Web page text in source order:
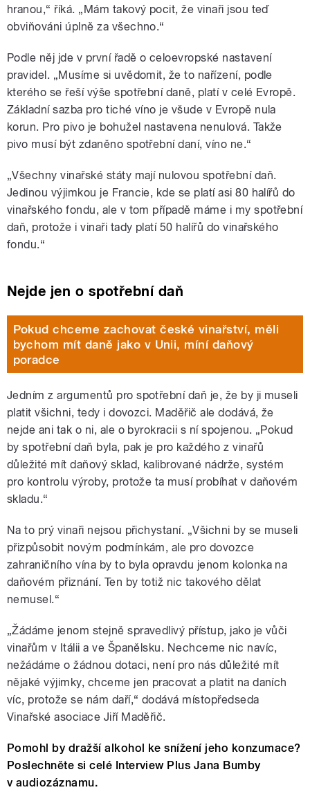
hranou,“ říká. „Mám takový pocit, že vinaři jsou teď
obviňováni úplně za všechno.“
Podle něj jde v první řadě o celoevropské nastavení
pravidel. „Musíme si uvědomit, že to nařízení, podle
kterého se řeší výše spotřební daně, platí v celé Evropě.
Základní sazba pro tiché víno je všude v Evropě nula
korun. Pro pivo je bohužel nastavena nenulová. Takže
pivo musí být zdaněno spotřební daní, víno ne.“
„Všechny vinařské státy mají nulovou spotřební daň.
Jedinou výjimkou je Francie, kde se platí asi 80 halířů do
vinařského fondu, ale v tom případě máme i my spotřební
daň, protože i vinaři tady platí 50 halířů do vinařského
fondu.“
Nejde jen o spotřební daň
Pokud chceme zachovat české vinařství, měli
bychom mít daně jako v Unii, míní daňový
poradce
Jedním z argumentů pro spotřební daň je, že by ji museli
platit všichni, tedy i dovozci. Maděřič ale dodává, že
nejde ani tak o ni, ale o byrokracii s ní spojenou. „Pokud
by spotřební daň byla, pak je pro každého z vinařů
důležité mít daňový sklad, kalibrované nádrže, systém
pro kontrolu výroby, protože ta musí probíhat v daňovém
skladu.“
Na to prý vinaři nejsou přichystaní. „Všichni by se museli
přizpůsobit novým podmínkám, ale pro dovozce
zahraničního vína by to byla opravdu jenom kolonka na
daňovém přiznání. Ten by totiž nic takového dělat
nemusel.“
„Žádáme jenom stejně spravedlivý přístup, jako je vůči
vinařům v Itálii a ve Španělsku. Nechceme nic navíc,
nežádáme o žádnou dotaci, není pro nás důležité mít
nějaké výjimky, chceme jen pracovat a platit na daních
víc, protože se nám daří,“ dodává místopředseda
Vinařské asociace Jiří Maděřič.
Pomohl by dražší alkohol ke snížení jeho konzumace?
Poslechněte si celé Interview Plus Jana Bumby
v audiozáznamu.